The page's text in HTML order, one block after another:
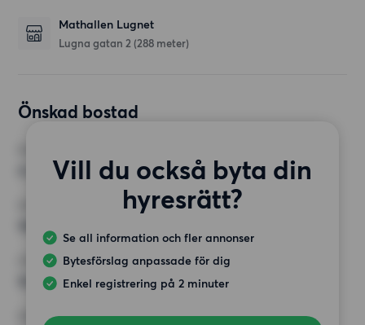
Mathallen Lugnet
Lugna gatan 2 (288 meter)
Önskad bostad
Vill du också byta din
hyresrätt?
Se all information och fler annonser
Bytesförslag anpassade för dig
Enkel registrering på 2 minuter
MINST ANTAL KVADRATMETER
HÖGSTA HYRA
16 500 kr